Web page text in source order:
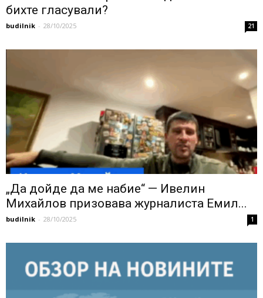
бихте гласували?
budilnik - 28/10/2025 21
„Да дойде да ме набие“ — Ивелин
Михайлов призовава журналиста Емил...
budilnik - 28/10/2025 1